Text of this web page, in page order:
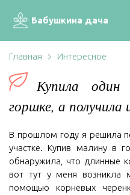
Бабушкина дача
Главная Интересное
Купила
горшке, а получила
В прошлом году я решила
участке. Купив малину в
обнаружила, что длинные
вот тут у меня возникла
помощью корневых